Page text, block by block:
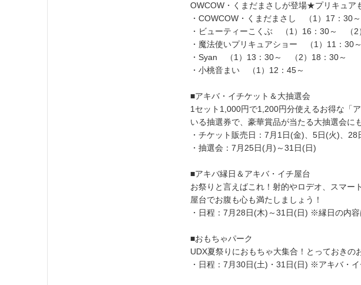
OWCOW・くまだまさしが登場★プリキュア
・COWCOW・くまだまさし （1）17：30
・ビューティーこくぶ （1）16：30～ （2
・魔法使いプリキュアショー （1）11：30
・Syan （1）13：30～ （2）18：30～
・小桃音まい （1）12：45～
■アキバ・イチケット＆大抽選会
1セット1,000円で1,200円分使えるお得な「
いる抽選券で、豪華賞品が当たる大抽選会に
・チケット販売日：7月1日(金)、5日(火)、
・抽選会：7月25日(月)～31日(日)
■アキバ縁日＆アキバ・イチ屋台
お祭りと言えばこれ！射的やロデオ、スマー
屋台でお腹も心も満たしましょう！
・日程：7月28日(木)～31日(日) ※縁日の内
■おもちゃパーク
UDX夏祭りにおもちゃ大集合！とっておきの
・日程：7月30日(土)・31日(日) ※アキバ・